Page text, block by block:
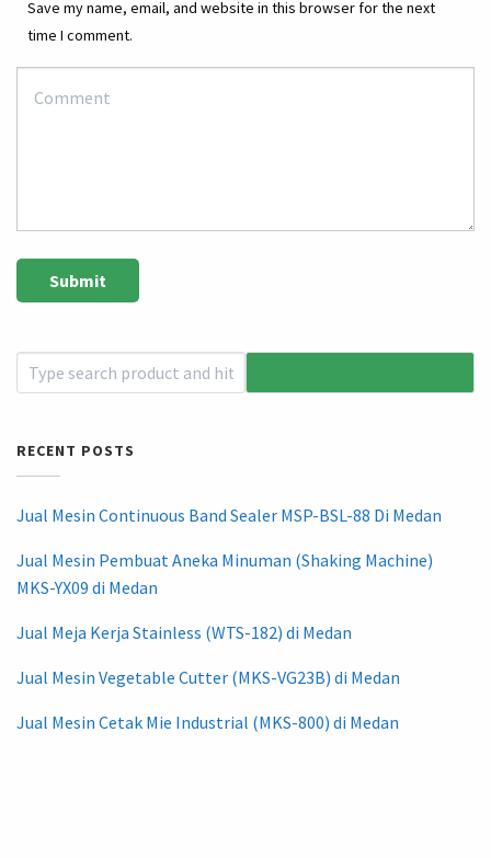
Save my name, email, and website in this browser for the next
time I comment.
RECENT POSTS
Jual Mesin Continuous Band Sealer MSP-BSL-88 Di Medan
Jual Mesin Pembuat Aneka Minuman (Shaking Machine)
MKS-YX09 di Medan
Jual Meja Kerja Stainless (WTS-182) di Medan
Jual Mesin Vegetable Cutter (MKS-VG23B) di Medan
Jual Mesin Cetak Mie Industrial (MKS-800) di Medan